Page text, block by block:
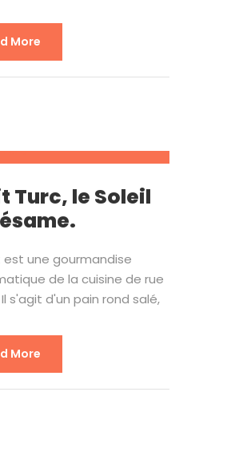
More
Turc, le Soleil
est une gourmandise
de la cuisine de rue
s'agit d'un pain rond salé,
More